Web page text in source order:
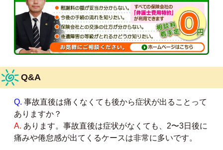
Q&A
Q. 事故直後は痛くなくても後から症状が出ることって
ありますか？
A. あります。事故直後は症状がなくても、2〜3日後に
痛みや倦怠感が出てくるケースは非常に多いです。